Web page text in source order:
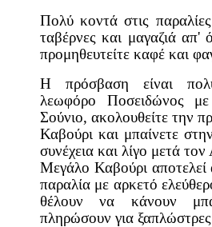
Πολύ κοντά στις
ταβέρνες και μαγαζιά απ'
προμηθευτείτε καφέ και
Η πρόσβαση είναι
λεωφόρο Ποσειδώνος
Σούνιο, ακολουθείτε την
Καβούρι και μπαίνετε
συνέχεια και λίγο μετά
Μεγάλο Καβούρι
παραλία με αρκετό
θέλουν να κάνουν
πληρώσουν για